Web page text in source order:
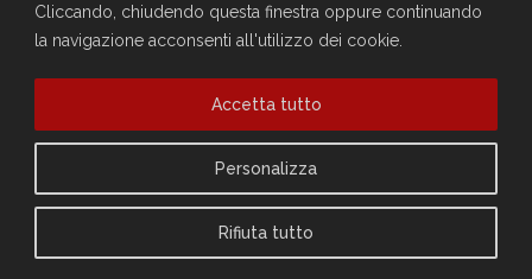
Cliccando, chiudendo questa finestra oppure continuando
la navigazione acconsenti all'utilizzo dei cookie.
Personalizza
Rifiuta tutto
Accetta tutto
Sei già socio?
Compila il form per richiedere la registrazione al sito
Accedi
Privacy Policy
Cookie Policy